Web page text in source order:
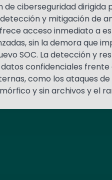
de ciberseguridad dirigida
y mitigación de
acceso inmediato a
sin la demora que
SOC. La detección y
confidenciales frente
como los ataques
y sin archivos y el